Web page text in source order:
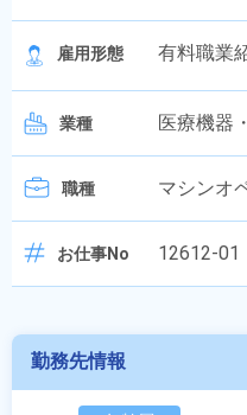
雇用形態 有料職業
業種 医療機器
職種 マシンオ
お仕事No 12612-01
勤務先情報